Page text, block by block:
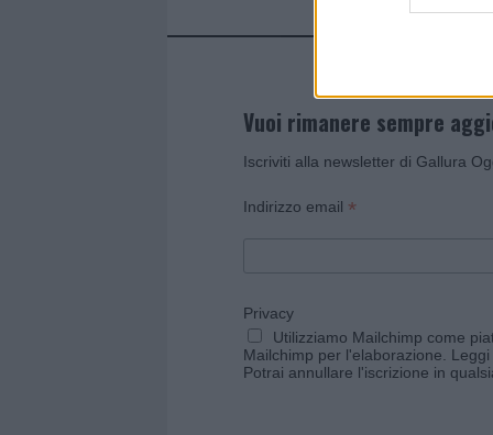
Vuoi rimanere sempre
Iscriviti alla newsletter di Gallura
Indirizzo email *
Privacy
Utilizziamo Mailchimp come
Mailchimp per l'elaborazione.
Potrai annullare l'iscrizione in